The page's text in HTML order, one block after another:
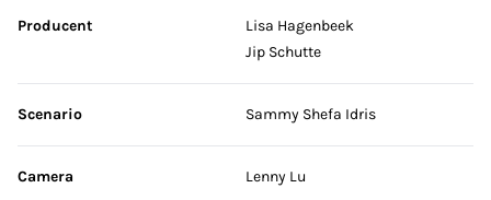
Producent
Lisa Hagenbeek
Jip Schutte
Scenario Sammy Shefa Idris
Camera Lenny Lu